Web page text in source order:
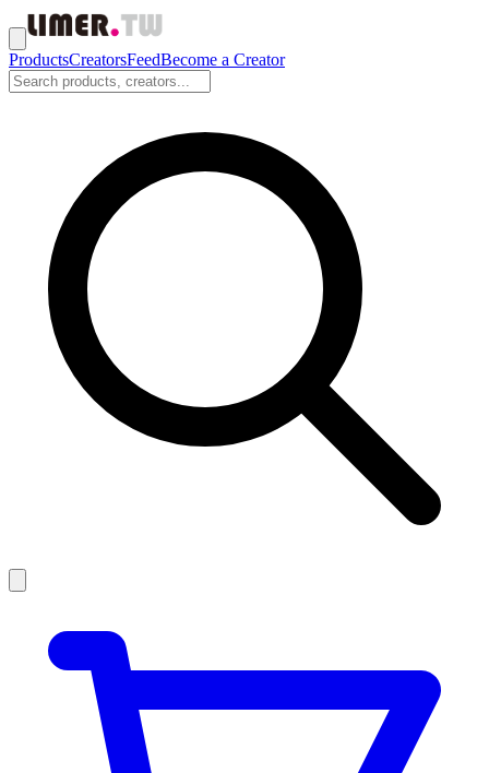
ProductsCreatorsFeedBecome a Creator